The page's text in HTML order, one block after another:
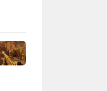
horor.